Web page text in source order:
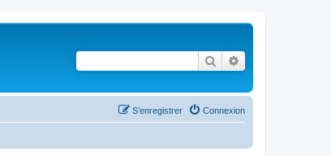
Rechercher
Connexion
S’enregistrer